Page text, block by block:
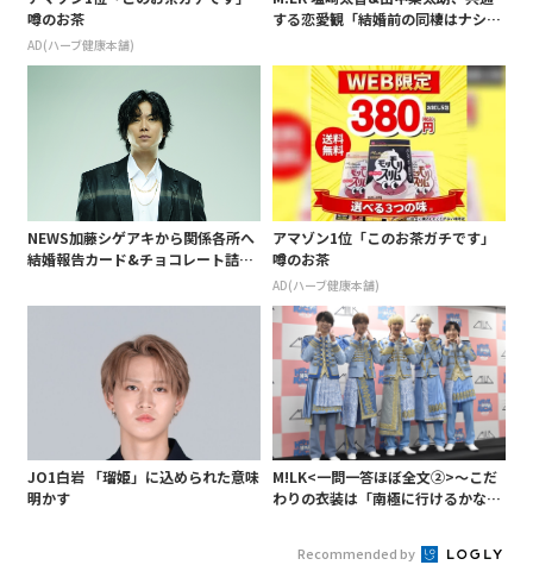
噂のお茶
AD(ハーブ健康本舗)
する恋愛観「結婚前の同棲はナシ」
NEWS加藤シゲアキから関係各所へ
結婚報告カード&チョコレート詰め
も添えて
アマゾン1位「このお茶ガチです」
噂のお茶
AD(ハーブ健康本舗)
JO1白岩 「瑠姫」に込められた意味
明かす
M!LK<一問一答ほぼ全文②>～こだ
わりの衣装は「南極に行けるかなと
Recommended by